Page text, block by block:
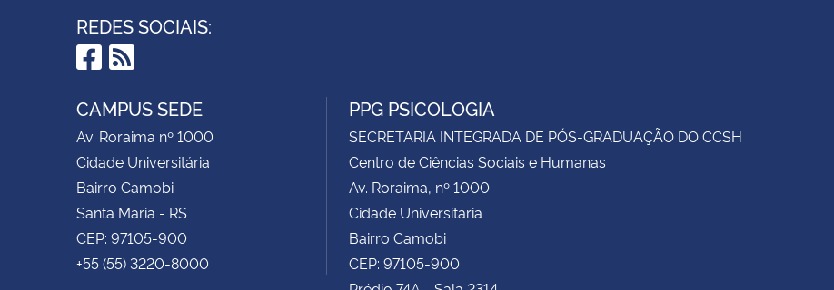
REDES SOCIAIS:
Facebook
RSS
CAMPUS SEDE
Av. Roraima nº 1000
Cidade Universitária
Bairro Camobi
Santa Maria - RS
CEP: 97105-900
+55 (55) 3220-8000
PPG PSICOLOGIA
SECRETARIA INTEGRADA DE PÓS-GRADUAÇÃO DO CCSH
Centro de Ciências Sociais e Humanas
Av. Roraima, nº 1000
Cidade Universitária
Bairro Camobi
CEP: 97105-900